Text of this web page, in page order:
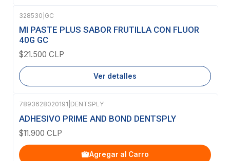
Agotado
328530 GC
MI PASTE PLUS SABOR FRUTILLA CON FLUOR
40G GC
$21.500 CLP
Ver detalles
7893628020191 DENTSPLY
ADHESIVO PRIME AND BOND DENTSPLY
$11.900 CLP
Agregar al Carro